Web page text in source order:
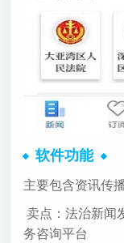
软件功能
主要包含资讯传
卖点：法治新闻
务咨询平台